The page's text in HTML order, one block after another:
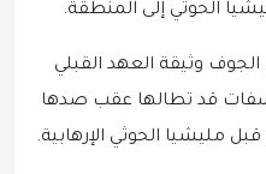
الحوثي إلى المنطقة.
وثيقة العهد القبلي
قد تطالها عقب صدها
مليشيا الحوثي الإرهابية.